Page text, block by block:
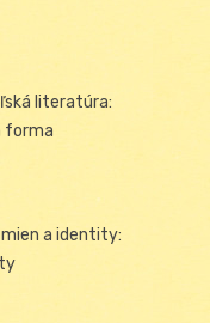
literatúra:
forma
a identity: